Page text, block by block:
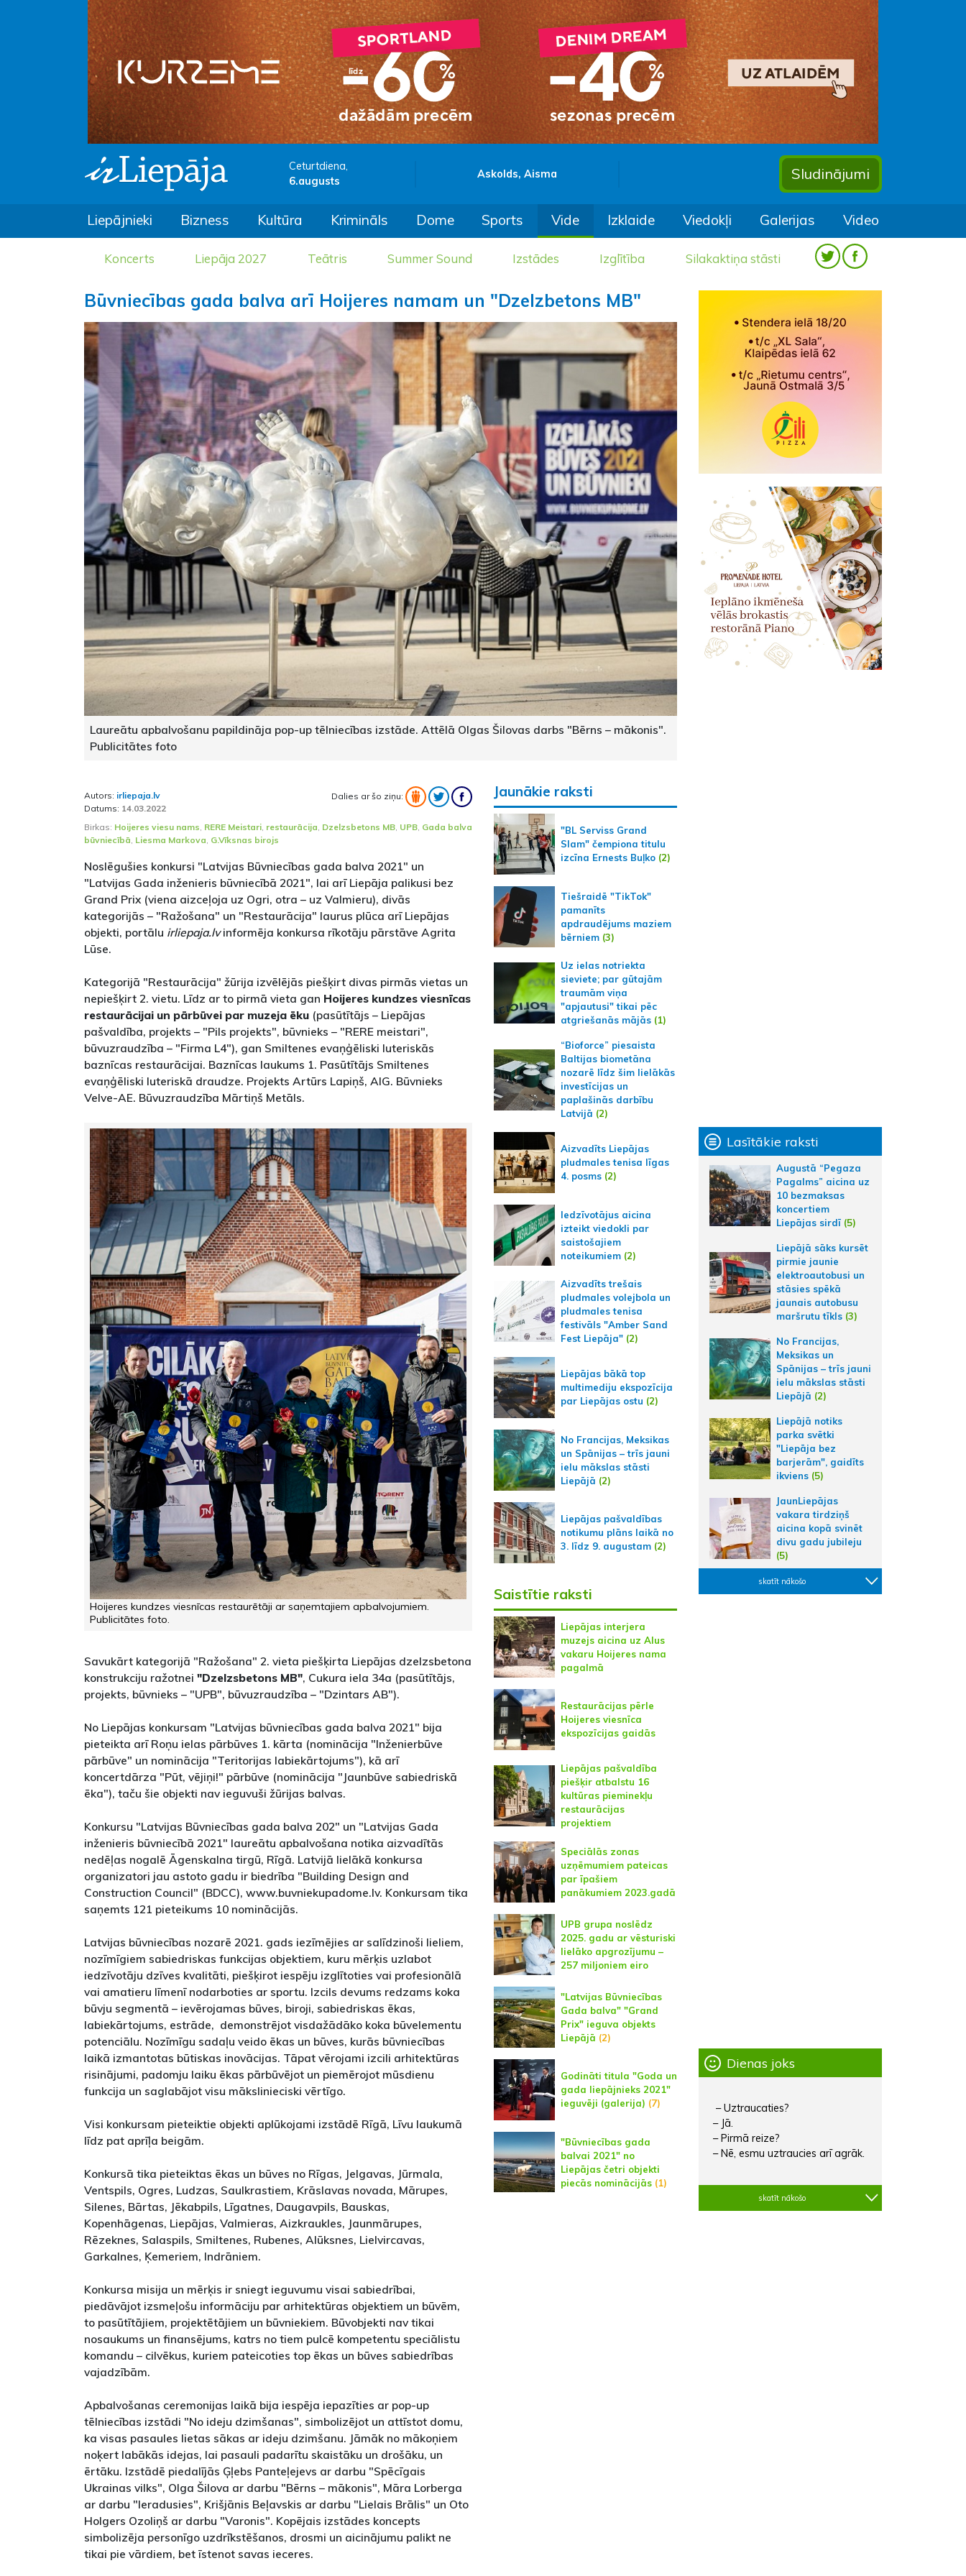
Ceturtdiena,
6.augusts
Askolds, Aisma Sludinājumi
Liepājnieki Bizness Kultūra Krimināls Dome Sports Vide Izklaide Viedokļi Galerijas Video
Koncerts Liepāja 2027 Teātris Summer Sound Izstādes Izglītība Silakaktiņa stāsti
Būvniecības gada balva arī Hoijeres namam un "Dzelzbetons MB"
Laureātu apbalvošanu papildināja pop-up tēlniecības izstāde. Attēlā Olgas Šilovas darbs "Bērns – mākonis".
Publicitātes foto
Autors: irliepaja.lv
Datums: 14.03.2022
Dalies ar šo ziņu:
Birkas: Hoijeres viesu nams, RERE Meistari, restaurācija, Dzelzsbetons MB, UPB, Gada balva
būvniecībā, Liesma Markova, G.Vīksnas birojs
Noslēgušies konkursi "Latvijas Būvniecības gada balva 2021" un
"Latvijas Gada inženieris būvniecībā 2021", lai arī Liepāja palikusi bez
Grand Prix (viena aizceļoja uz Ogri, otra – uz Valmieru), divās
kategorijās – "Ražošana" un "Restaurācija" laurus plūca arī Liepājas
objekti, portālu irliepaja.lvinformēja konkursa rīkotāju pārstāve Agrita
Lūse.
Kategorijā "Restaurācija" žūrija izvēlējās piešķirt divas pirmās vietas un
nepiešķirt 2. vietu. Līdz ar to pirmā vieta gan Hoijeres kundzes viesnīcas
restaurācijai un pārbūvei par muzeja ēku (pasūtītājs – Liepājas
pašvaldība, projekts – "Pils projekts", būvnieks – "RERE meistari",
būvuzraudzība – "Firma L4"), gan Smiltenes evaņģēliski luteriskās
baznīcas restaurācijai. Baznīcas laukums 1. Pasūtītājs Smiltenes
evaņģēliski luteriskā draudze. Projekts Artūrs Lapiņš, AIG. Būvnieks
Velve-AE. Būvuzraudzība Mārtiņš Metāls.
Hoijeres kundzes viesnīcas restaurētāji ar saņemtajiem apbalvojumiem.
Publicitātes foto.
Savukārt kategorijā "Ražošana" 2. vieta piešķirta Liepājas dzelzsbetona
konstrukciju ražotnei "Dzelzsbetons MB", Cukura iela 34a (pasūtītājs,
projekts, būvnieks – "UPB", būvuzraudzība – "Dzintars AB").
No Liepājas konkursam "Latvijas būvniecības gada balva 2021" bija
pieteikta arī Roņu ielas pārbūves 1. kārta (nominācija "Inženierbūve
pārbūve" un nominācija "Teritorijas labiekārtojums"), kā arī
koncertdārza "Pūt, vējiņi!" pārbūve (nominācija "Jaunbūve sabiedriskā
ēka"), taču šie objekti nav ieguvuši žūrijas balvas.
Konkursu "Latvijas Būvniecības gada balva 202" un "Latvijas Gada
inženieris būvniecībā 2021" laureātu apbalvošana notika aizvadītās
nedēļas nogalē Āgenskalna tirgū, Rīgā. Latvijā lielākā konkursa
organizatori jau astoto gadu ir biedrība "Building Design and
Construction Council" (BDCC), www.buvniekupadome.lv. Konkursam tika
saņemts 121 pieteikums 10 nominācijās.
Latvijas būvniecības nozarē 2021. gads iezīmējies ar salīdzinoši lieliem,
nozīmīgiem sabiedriskas funkcijas objektiem, kuru mērķis uzlabot
iedzīvotāju dzīves kvalitāti, piešķirot iespēju izglītoties vai profesionālā
vai amatieru līmenī nodarboties ar sportu. Izcils devums redzams koka
būvju segmentā – ievērojamas būves, biroji, sabiedriskas ēkas,
labiekārtojums, estrāde, demonstrējot visdažādāko koka būvelementu
potenciālu. Nozīmīgu sadaļu veido ēkas un būves, kurās būvniecības
laikā izmantotas būtiskas inovācijas. Tāpat vērojami izcili arhitektūras
risinājumi, padomju laiku ēkas pārbūvējot un piemērojot mūsdienu
funkcija un saglabājot visu mākslinieciski vērtīgo.
Visi konkursam pieteiktie objekti aplūkojami izstādē Rīgā, Līvu laukumā
līdz pat aprīļa beigām.
Konkursā tika pieteiktas ēkas un būves no Rīgas, Jelgavas, Jūrmala,
Ventspils, Ogres, Ludzas, Saulkrastiem, Krāslavas novada, Mārupes,
Silenes, Bārtas, Jēkabpils, Līgatnes, Daugavpils, Bauskas,
Kopenhāgenas, Liepājas, Valmieras, Aizkraukles, Jaunmārupes,
Rēzeknes, Salaspils, Smiltenes, Rubenes, Alūksnes, Lielvircavas,
Garkalnes, Ķemeriem, Indrāniem.
Konkursa misija un mērķis ir sniegt ieguvumu visai sabiedrībai,
piedāvājot izsmeļošu informāciju par arhitektūras objektiem un būvēm,
to pasūtītājiem, projektētājiem un būvniekiem. Būvobjekti nav tikai
nosaukums un finansējums, katrs no tiem pulcē kompetentu speciālistu
komandu – cilvēkus, kuriem pateicoties top ēkas un būves sabiedrības
vajadzībām.
Apbalvošanas ceremonijas laikā bija iespēja iepazīties ar pop-up
tēlniecības izstādi "No ideju dzimšanas", simbolizējot un attīstot domu,
ka visas pasaules lietas sākas ar ideju dzimšanu. Jāmāk no mākoņiem
noķert labākās idejas, lai pasauli padarītu skaistāku un drošāku, un
ērtāku. Izstādē piedalījās Ģļebs Panteļejevs ar darbu "Spēcīgais
Ukrainas vilks", Olga Šilova ar darbu "Bērns – mākonis", Māra Lorberga
ar darbu "Ieradusies", Krišjānis Beļavskis ar darbu "Lielais Brālis" un Oto
Holgers Ozoliņš ar darbu "Varonis". Kopējais izstādes koncepts
simbolizēja personīgo uzdrīkstēšanos, drosmi un aicinājumu palikt ne
tikai pie vārdiem, bet īstenot savas ieceres.
Jaunākie raksti
"BL Serviss Grand
Slam" čempiona titulu
izcīna Ernests Buļko(2)
Tiešraidē "TikTok"
pamanīts
apdraudējums maziem
bērniem(3)
Uz ielas notriekta
sieviete; par gūtajām
traumām viņa
"apjautusi" tikai pēc
atgriešanās mājās(1)
“Bioforce” piesaista
Baltijas biometāna
nozarē līdz šim lielākās
investīcijas un
paplašinās darbību
Latvijā (2)
Aizvadīts Liepājas
pludmales tenisa līgas
4. posms(2)
Iedzīvotājus aicina
izteikt viedokli par
saistošajiem
noteikumiem (2)
Aizvadīts trešais
pludmales volejbola un
pludmales tenisa
festivāls "Amber Sand
Fest Liepāja"(2)
Liepājas bākā top
multimediju ekspozīcija
par Liepājas ostu (2)
No Francijas, Meksikas
un Spānijas – trīs jauni
ielu mākslas stāsti
Liepājā (2)
Liepājas pašvaldības
notikumu plāns laikā no
3. līdz 9. augustam(2)
Saistītie raksti
Liepājas interjera
muzejs aicina uz Alus
vakaru Hoijeres nama
pagalmā
Restaurācijas pērle
Hoijeres viesnīca
ekspozīcijas gaidās
Liepājas pašvaldība
piešķir atbalstu 16
kultūras pieminekļu
restaurācijas
projektiem
Speciālās zonas
uzņēmumiem pateicas
par īpašiem
panākumiem 2023.gadā
UPB grupa noslēdz
2025. gadu ar vēsturiski
lielāko apgrozījumu –
257 miljoniem eiro
"Latvijas Būvniecības
Gada balva" "Grand
Prix" ieguva objekts
Liepājā (2)
Godināti titula "Goda un
gada liepājnieks 2021"
ieguvēji (galerija) (7)
"Būvniecības gada
balvai 2021" no
Liepājas četri objekti
piecās nominācijās(1)
Lasītākie raksti
Augustā “Pegaza
Pagalms” aicina uz
10 bezmaksas
koncertiem
Liepājas sirdī (5)
Liepājā sāks kursēt
pirmie jaunie
elektroautobusi un
stāsies spēkā
jaunais autobusu
maršrutu tīkls (3)
No Francijas,
Meksikas un
Spānijas – trīs jauni
ielu mākslas stāsti
Liepājā (2)
Liepājā notiks
parka svētki
"Liepāja bez
barjerām", gaidīts
ikviens (5)
JaunLiepājas
vakara tirdziņš
aicina kopā svinēt
divu gadu jubileju
(5)
skatīt nākošo
Dienas joks
– Uztraucaties?
– Jā.
– Pirmā reize?
– Nē, esmu uztraucies arī agrāk.
skatīt nākošo